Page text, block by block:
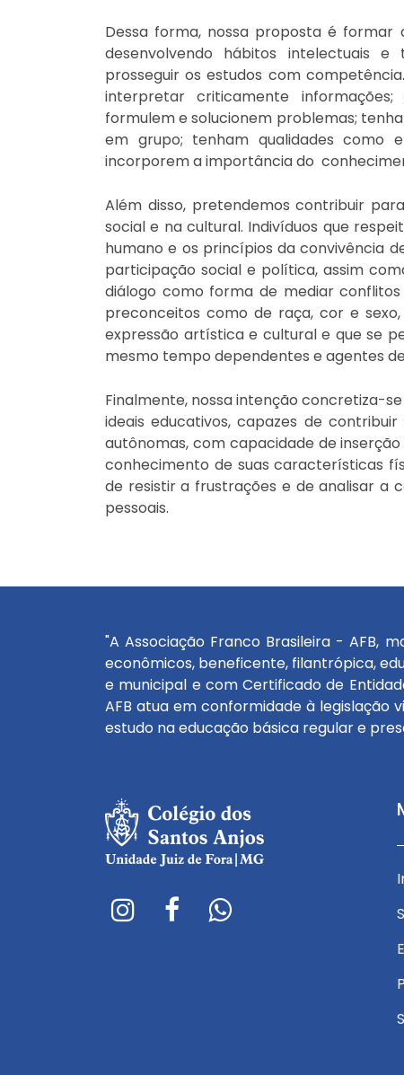
Dessa forma, nossa proposta é formar
desenvolvendo hábitos intelectuais
prosseguir os estudos com
interpretar criticamente informações;
formulem e solucionem problemas;
em grupo; tenham qualidades como
incorporem a importância do
Além disso, pretendemos contribuir
social e na cultural. Indivíduos que
humano e os princípios da convivência
participação social e política, assim
diálogo como forma de mediar
preconceitos como de raça, cor e
expressão artística e cultural e que se
mesmo tempo dependentes e agentes
Finalmente, nossa intenção concretiza-
ideais educativos, capazes de
autônomas, com capacidade de
conhecimento de suas características
de resistir a frustrações e de analisar a
pessoais.
"A Associação Franco Brasileira - AFB,
econômicos, beneficente, filantrópica,
e municipal e com Certificado de
AFB atua em conformidade à legislação
estudo na educação básica regular e